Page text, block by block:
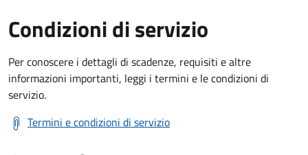
Condizioni di servizio
Per conoscere i dettagli di scadenze, requisiti e altre
informazioni importanti, leggi i termini e le condizioni di
servizio.
Termini e condizioni di servizio